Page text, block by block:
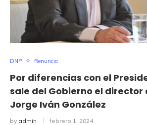
DNP Renuncia
Por diferencias con el
sale del Gobierno el director
Jorge Iván González
by admin febrero 1, 2024